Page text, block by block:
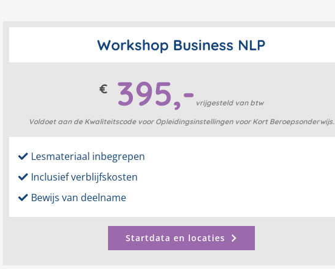
Workshop Business NLP
€395,- vrijgesteld van btw
Voldoet aan de Kwaliteitscode voor Opleidingsinstellingen voor Kort Beroepsonderwijs.
Lesmateriaal inbegrepen
Inclusief verblijfskosten
Bewijs van deelname
Startdata en locaties